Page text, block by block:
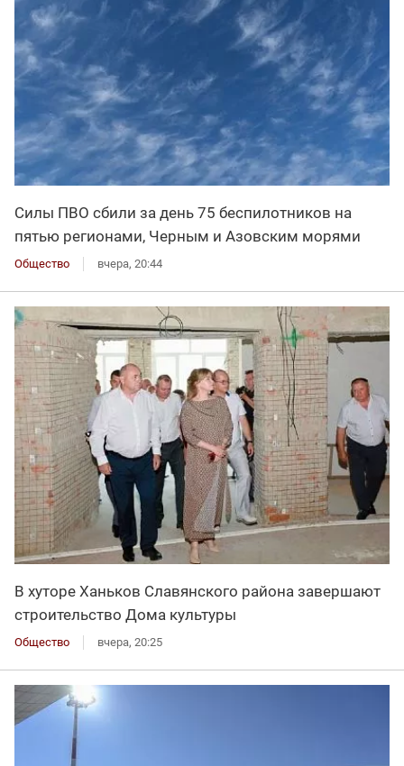
Силы ПВО сбили за день 75 беспилотников на
пятью регионами, Черным и Азовским морями
Общество вчера, 20:44
В хуторе Ханьков Славянского района завершают
строительство Дома культуры
Общество вчера, 20:25